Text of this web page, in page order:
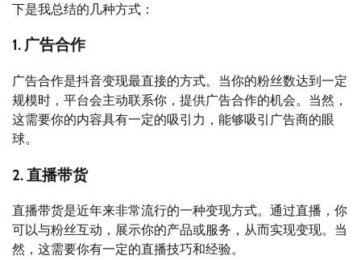
下是我总结的几种方式：
1. 广告合作
广告合作是抖音变现最直接的方式。当你的粉丝数达到一定
规模时，平台会主动联系你，提供广告合作的机会。当然，
这需要你的内容具有一定的吸引力，能够吸引广告商的眼
球。
2. 直播带货
直播带货是近年来非常流行的一种变现方式。通过直播，你
可以与粉丝互动，展示你的产品或服务，从而实现变现。当
然，这需要你有一定的直播技巧和经验。